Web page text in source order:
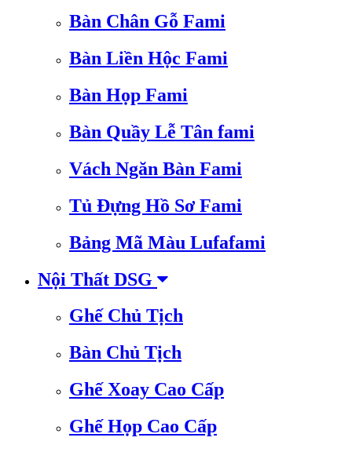
Bàn Chân Gỗ Fami
Bàn Liền Hộc Fami
Bàn Họp Fami
Bàn Quầy Lễ Tân fami
Vách Ngăn Bàn Fami
Tủ Đựng Hồ Sơ Fami
Bảng Mã Màu Lufafami
Nội Thất DSG
Ghế Chủ Tịch
Bàn Chủ Tịch
Ghế Xoay Cao Cấp
Ghế Họp Cao Cấp